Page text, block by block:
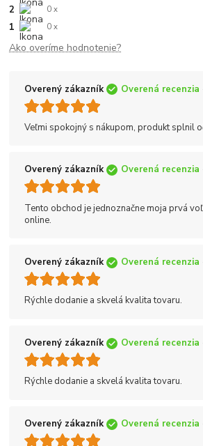
2 0 x
1 0 x
Ako overíme hodnotenie?
Overený zákazník Overená recenzia
Veľmi spokojný s nákupom, produkt splnil
Overený zákazník Overená recenzia
Tento obchod je jednoznačne moja prvá
online.
Overený zákazník Overená recenzia
Rýchle dodanie a skvelá kvalita tovaru.
Overený zákazník Overená recenzia
Rýchle dodanie a skvelá kvalita tovaru.
Overený zákazník Overená recenzia